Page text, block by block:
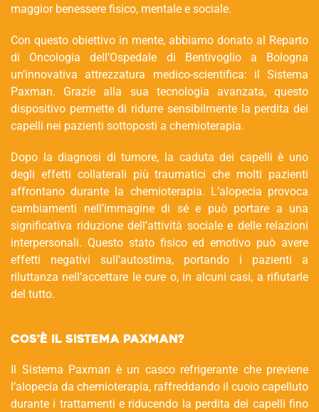
maggior benessere fisico, mentale e sociale.
Con questo obiettivo in mente, abbiamo donato al Reparto
di Oncologia dell’Ospedale di Bentivoglio a Bologna
un’innovativa attrezzatura medico-scientifica: il Sistema
Paxman. Grazie alla sua tecnologia avanzata, questo
dispositivo permette di ridurre sensibilmente la perdita dei
capelli nei pazienti sottoposti a chemioterapia.
Dopo la diagnosi di tumore, la caduta dei capelli è uno
degli effetti collaterali più traumatici che molti pazienti
affrontano durante la chemioterapia. L’alopecia provoca
cambiamenti nell’immagine di sé e può portare a una
significativa riduzione dell’attività sociale e delle relazioni
interpersonali. Questo stato fisico ed emotivo può avere
effetti negativi sull’autostima, portando i pazienti a
riluttanza nell’accettare le cure o, in alcuni casi, a rifiutarle
del tutto.
Cos’è il Sistema Paxman?
Il Sistema Paxman è un casco refrigerante che previene
l’alopecia da chemioterapia, raffreddando il cuoio capelluto
durante i trattamenti e riducendo la perdita dei capelli fino